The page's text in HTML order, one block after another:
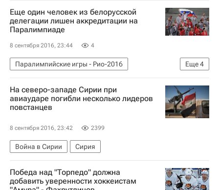
Еще один человек из белорусской
делегации лишен аккредитации на
Паралимпиаде
8 сентября 2016, 23:44 4
Еще4
Паралимпийские игры - Рио-2016
Паралимпизм
Рио-2016
Новости - Рио-2016
Паралимпийские игры
На северо-западе Сирии при
авиаударе погибли несколько лидеров
повстанцев
8 сентября 2016, 23:42 2399
Война в Сирии Сирия
Победа над "Торпедо" должна
добавить уверенности хоккеистам